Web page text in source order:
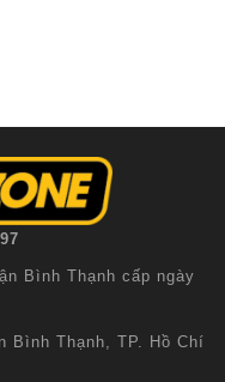
Bình Thạnh cấp ngày
Bình Thạnh, TP. Hồ Chí